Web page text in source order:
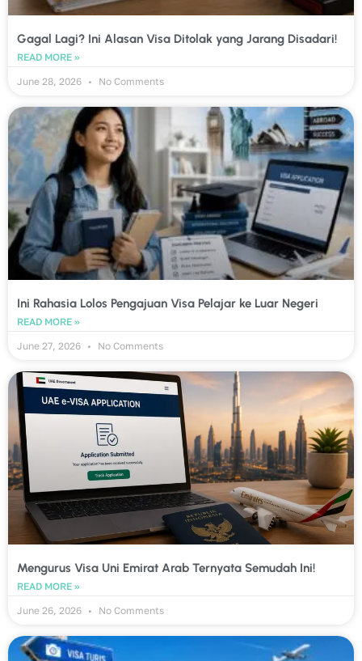
Gagal Lagi? Ini Alasan Visa Ditolak yang Jarang Disadari!
READ MORE »
June 28, 2026
No Comments
Ini Rahasia Lolos Pengajuan Visa Pelajar ke Luar Negeri
READ MORE »
June 27, 2026
No Comments
Mengurus Visa Uni Emirat Arab Ternyata Semudah Ini!
READ MORE »
June 26, 2026
No Comments